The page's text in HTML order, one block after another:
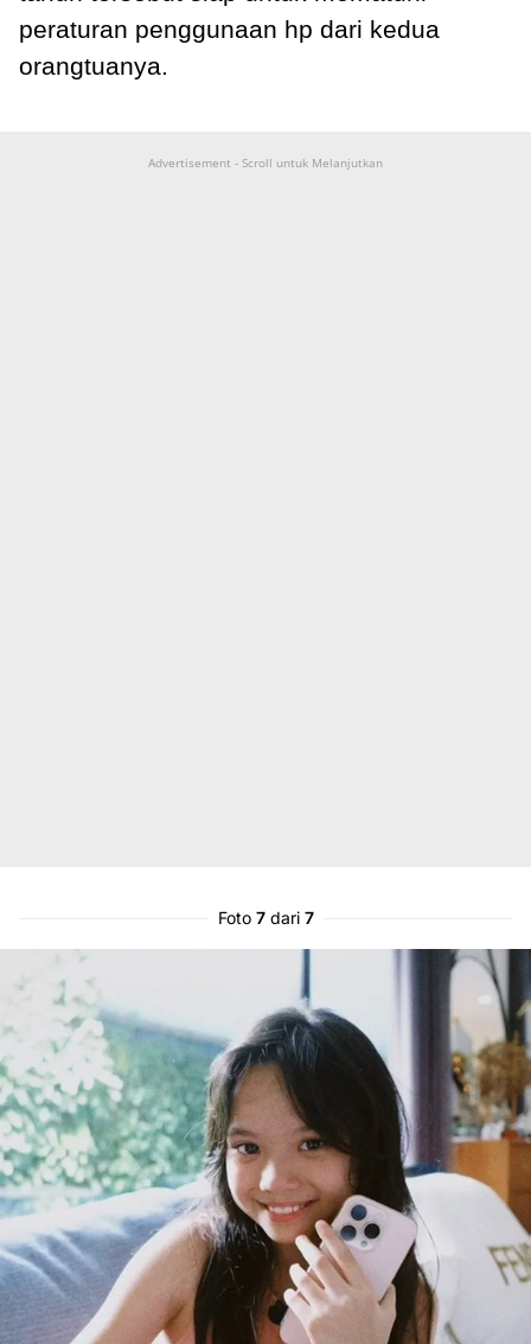
peraturan penggunaan hp dari kedua
orangtuanya.
Advertisement - Scroll untuk Melanjutkan
Foto 7dari 7